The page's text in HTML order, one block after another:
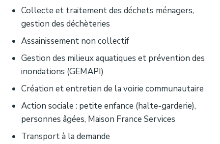
Collecte et traitement des déchets ménagers,
gestion des déchèteries
Assainissement non collectif
Gestion des milieux aquatiques et prévention des
inondations (GEMAPI)
Création et entretien de la voirie communautaire
Action sociale : petite enfance (halte-garderie),
personnes âgées, Maison France Services
Transport à la demande